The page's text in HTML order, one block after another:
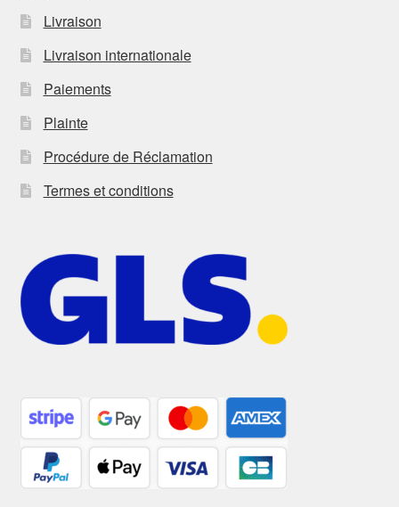
Livraison
Livraison internationale
Paiements
Plainte
Procédure de Réclamation
Termes et conditions